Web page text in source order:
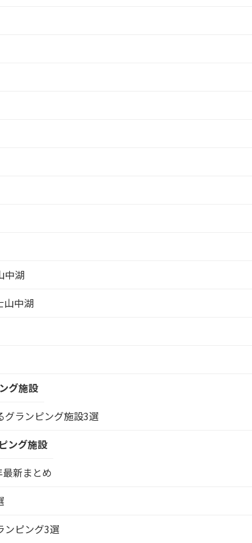
中湖
山中湖
グ施設
グランピング施設3選
ング施設
新まとめ
ンピング3選